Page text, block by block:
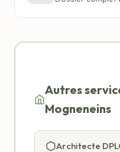
Autres
Mogneneins
Architecte